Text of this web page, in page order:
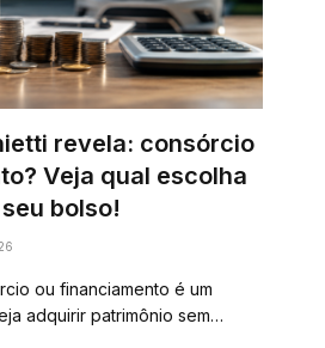
revela: consórcio
Veja qual escolha
bolso!
ou financiamento é um
adquirir patrimônio sem…